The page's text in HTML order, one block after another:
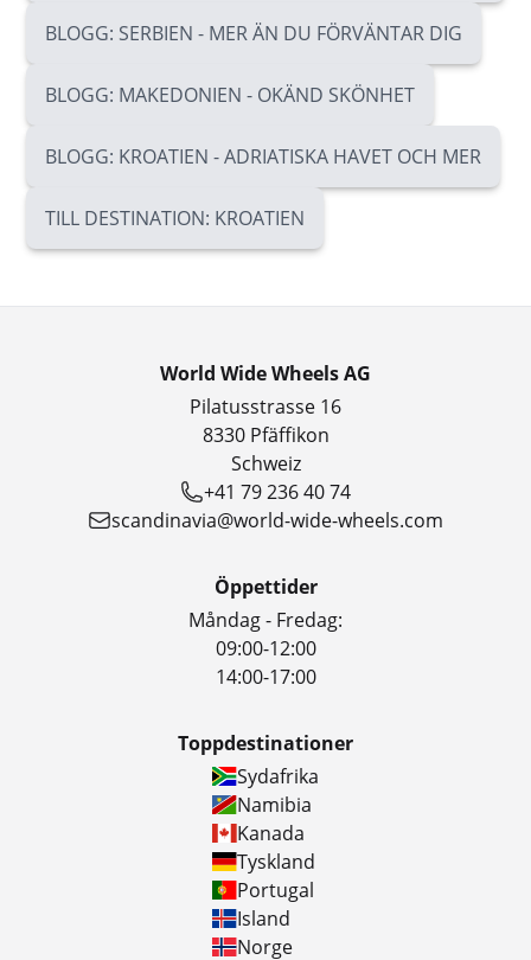
BLOGG: SERBIEN - MER ÄN DU FÖRVÄNTAR DIG
BLOGG: MAKEDONIEN - OKÄND SKÖNHET
BLOGG: KROATIEN - ADRIATISKA HAVET OCH MER
TILL DESTINATION: KROATIEN
World Wide Wheels AG
Pilatusstrasse 16
8330 Pfäffikon
Schweiz
+41 79 236 40 74
scandinavia@world-wide-wheels.com
Öppettider
Måndag - Fredag:
09:00-12:00
14:00-17:00
Toppdestinationer
Sydafrika
Namibia
Kanada
Tyskland
Portugal
Island
Norge